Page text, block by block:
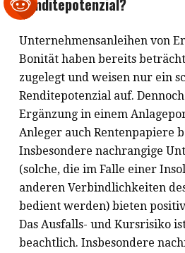
Unternehmensanleihen von
Bonität haben bereits
zugelegt und weisen nur ein
Renditepotenzial auf.
Ergänzung in einem
Anleger auch Rentenpapiere
Insbesondere nachrangige
(solche, die im Falle einer
anderen Verbindlichkeiten
bedient werden) bieten
Das Ausfalls- und Kursrisiko
beachtlich. Insbesondere